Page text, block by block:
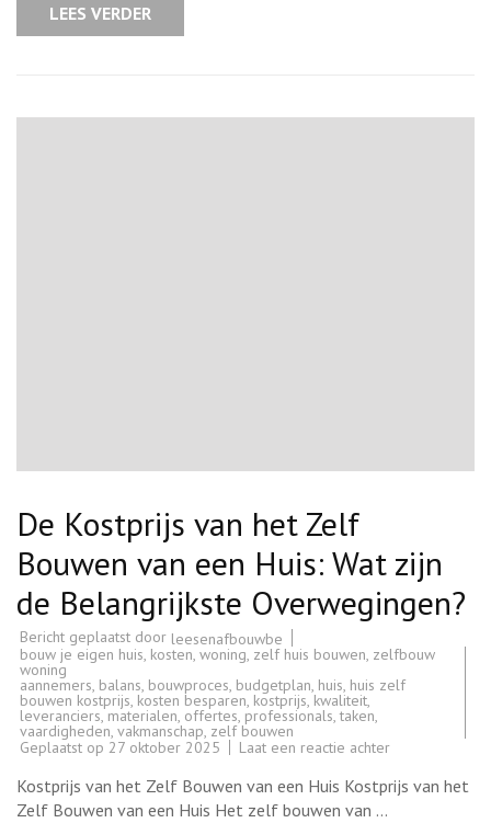
LEES VERDER
De Kostprijs van het Zelf
Bouwen van een Huis: Wat zijn
de Belangrijkste Overwegingen?
Bericht geplaatst door leesenafbouwbe
bouw je eigen huis, kosten, woning, zelf huis bouwen, zelfbouw
woning
aannemers, balans, bouwproces, budgetplan, huis, huis zelf
bouwen kostprijs, kosten besparen, kostprijs, kwaliteit,
leveranciers,materialen, offertes, professionals,taken,
vaardigheden, vakmanschap, zelf bouwen
Geplaatst op 27 oktober 2025 Laat een reactie achterop
Kostprijs
van
Kostprijs van het Zelf Bouwen van een Huis Kostprijs van het
Zelf Bouwen van een Huis Het zelf bouwen van …